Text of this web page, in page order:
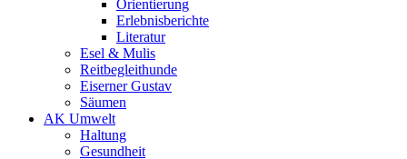
Orientierung
Erlebnisberichte
Literatur
Esel & Mulis
Reitbegleithunde
Eiserner Gustav
Säumen
AK Umwelt
Haltung
Gesundheit